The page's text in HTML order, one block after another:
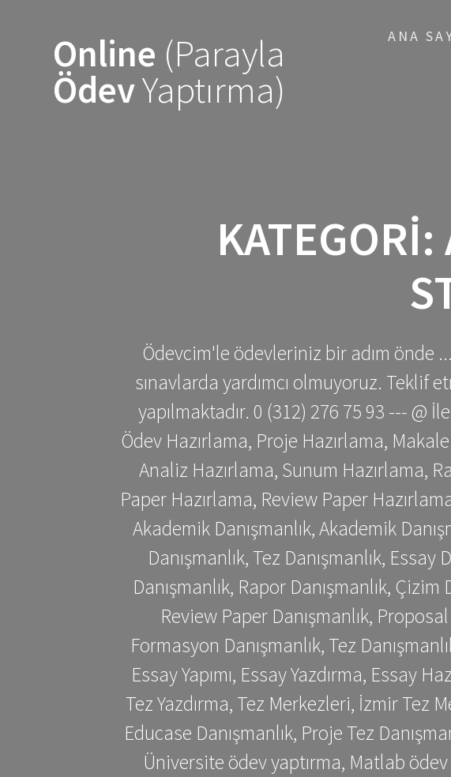
Online (Parayla
ÖdevYaptırma)
ANA
KATEGORI:
Ödevcim'le ödevleriniz bir adım önde
sınavlarda yardımcı olmuyoruz.
yapılmaktadır. 0 (312) 276 75 93 ---
Ödev Hazırlama, Proje Hazırlama,
Analiz Hazırlama, Sunum Hazırlama,
Paper Hazırlama, Review Paper
Akademik Danışmanlık, Akademik
Danışmanlık, Tez Danışmanlık,
Danışmanlık, Rapor Danışmanlık,
Review Paper Danışmanlık,
Formasyon Danışmanlık, Tez
Essay Yapımı, Essay Yazdırma, Essay
Tez Yazdırma, Tez Merkezleri, İzmir Tez
Educase Danışmanlık, Proje Tez
Üniversite ödev yaptırma, Matlab